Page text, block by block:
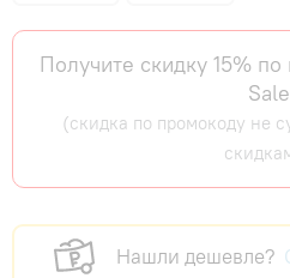
Получите скидку 15%
Sale
(скидка по промокоду не
Нашли дешевле?